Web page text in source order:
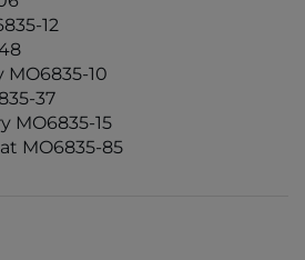
12
MO6835-10
37
MO6835-15
MO6835-85